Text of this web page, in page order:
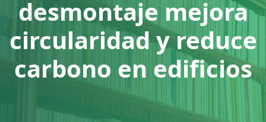
desmontaje mejora
circularidad y reduce
carbono en edificios